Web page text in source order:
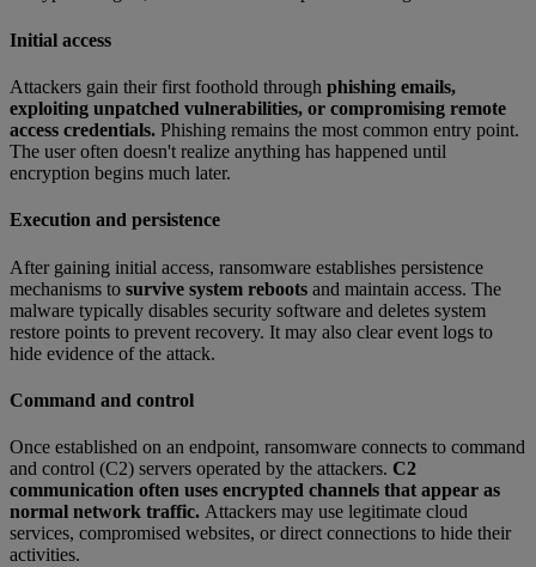
Initial access
Attackers gain their first foothold through phishing emails,
exploiting unpatched vulnerabilities, or compromising remote
access credentials. Phishing remains the most common entry point.
The user often doesn't realize anything has happened until
encryption begins much later.
Execution and persistence
After gaining initial access, ransomware establishes persistence
mechanisms to survive system reboots and maintain access. The
malware typically disables security software and deletes system
restore points to prevent recovery. It may also clear event logs to
hide evidence of the attack.
Command and control
Once established on an endpoint, ransomware connects to command
and control (C2) servers operated by the attackers. C2
communication often uses encrypted channels that appear as
normal network traffic. Attackers may use legitimate cloud
services, compromised websites, or direct connections to hide their
activities.